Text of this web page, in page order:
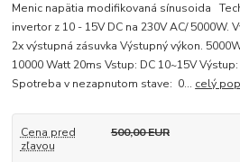
Menic napätia modifikovaná sínusoida
invertor z 10 - 15V DC na 230V AC/ 5000W.
2x výstupná zásuvka Výstupný výkon.
10000 Watt 20ms Vstup: DC 10~15V
Spotreba v nezapnutom stave: 0... celý
Cena pred
zľavou
500,00 EUR